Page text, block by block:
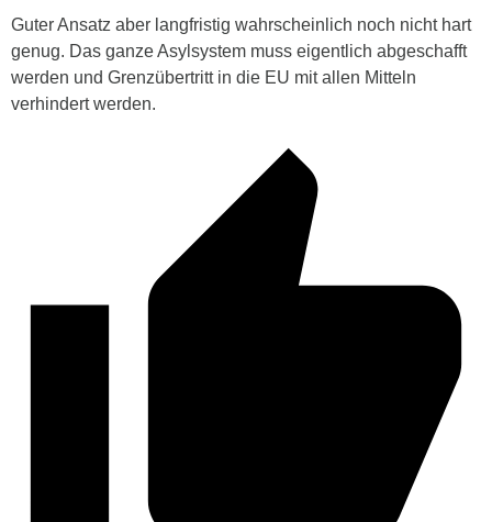
Guter Ansatz aber langfristig wahrscheinlich noch nicht hart
genug. Das ganze Asylsystem muss eigentlich abgeschafft
werden und Grenzübertritt in die EU mit allen Mitteln
verhindert werden.